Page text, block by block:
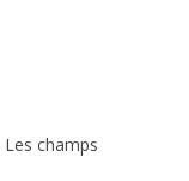
Les champs